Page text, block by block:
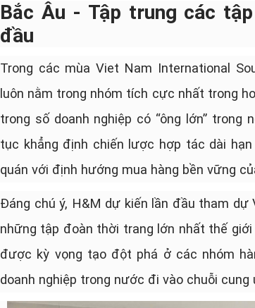
Bắc Âu - Tập trung các
đầu
Trong các mùa Viet Nam International
luôn nằm trong nhóm tích cực nhất trong
trong số doanh nghiệp có “ông lớn” trong
tục khẳng định chiến lược hợp tác dài
quán với định hướng mua hàng bền vững
Đáng chú ý, H&M dự kiến lần đầu tham
những tập đoàn thời trang lớn nhất thế
được kỳ vọng tạo đột phá ở các nhóm
doanh nghiệp trong nước đi vào chuỗi